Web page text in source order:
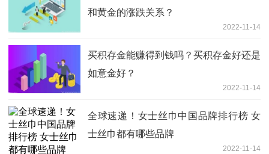
和黄金的涨跌关系？
2022-11-14
买积存金能赚得到钱吗？买积存金好还是
如意金好？
2022-11-14
全球速递！女士丝巾中国品牌排行榜 女
士丝巾都有哪些品牌
2022-11-14